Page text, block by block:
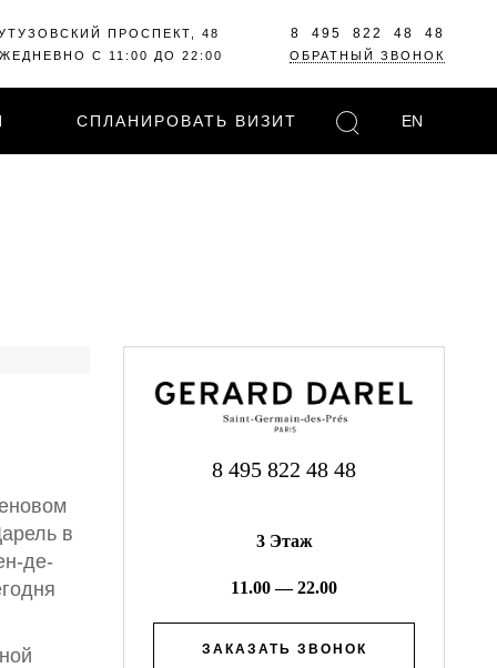
ПРОСПЕКТ, 48
С 11:00 ДО 22:00
8 495 822 48 48
ОБРАТНЫЙ ЗВОНОК
СПЛАНИРОВАТЬ ВИЗИТ EN
в
де-
8 495 822 48 48
3 Этаж
11.00 — 22.00
ЗАКАЗАТЬ ЗВОНОК